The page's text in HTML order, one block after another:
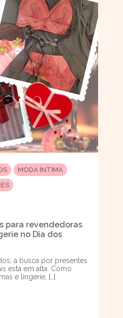
MODA ÍNTIMA
para revendedoras
no Dia dos
a busca por presentes
está em alta. Como
e lingerie, […]